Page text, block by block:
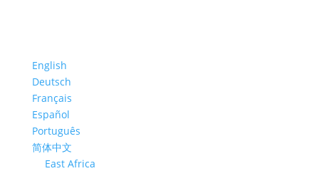
English
Deutsch
Français
Español
Português
简体中文
East Africa